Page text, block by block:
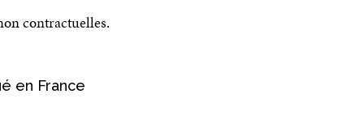
contractuelles.
en France